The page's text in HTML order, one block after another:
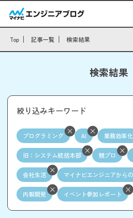
Top 記事一覧 検索結果
検索結果
絞り込みキーワード
プログラミング AI 業務効率化
旧：システム統括本部 競プロ
会社生活 マイナビエンジニアから
内製開発 イベント参加レポート